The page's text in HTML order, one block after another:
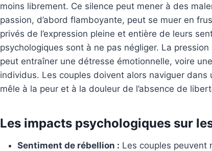
moins librement. Ce silence peut mener à des
passion, d’abord flamboyante, peut se muer en
privés de l’expression pleine et entière de leurs
psychologiques sont à ne pas négliger. La
peut entraîner une détresse émotionnelle, voire
individus. Les couples doivent alors naviguer dans
mêle à la peur et à la douleur de l’absence de
Les impacts psychologiques sur
Sentiment de rébellion : Les couples peuvent